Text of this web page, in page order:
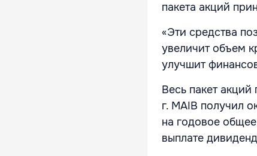
пакета акций
«Эти средства
увеличит объем
улучшит
Весь пакет
г. MAIB получил
на годовое
выплате